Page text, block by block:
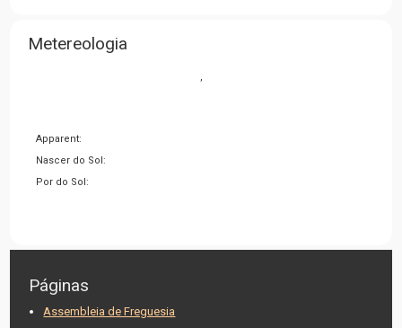
Metereologia
,
Apparent:
Nascer do Sol:
Por do Sol:
Páginas
Assembleia de Freguesia